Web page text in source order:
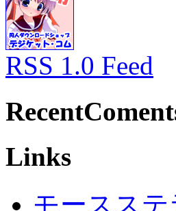
RSS 1.0 Feed
Links
モースス